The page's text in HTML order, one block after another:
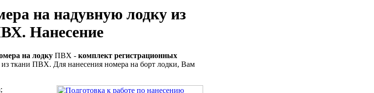
на надувную лодку из
Нанесение
на лодку ПВХ - комплект регистрационных
из ткани ПВХ. Для нанесения номера на борт лодки, Вам